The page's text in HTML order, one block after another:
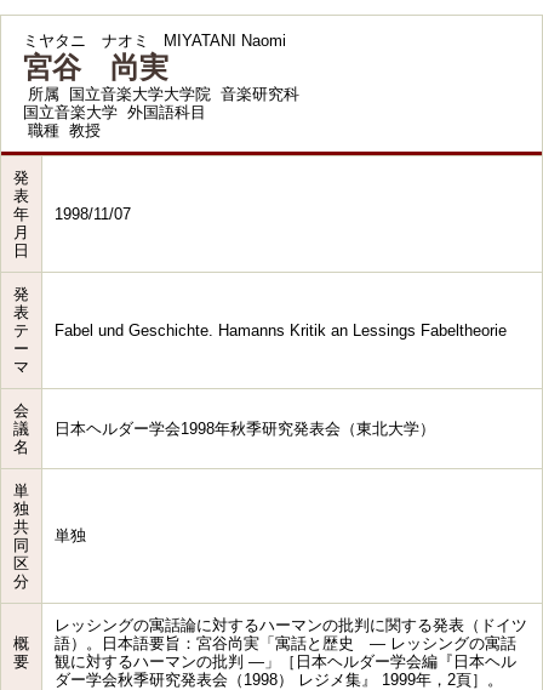
ミヤタニ ナオミ MIYATANI Naomi
宮谷 尚実
所属
国立音楽大学大学院 音楽研究科
国立音楽大学 外国語科目
職種 教授
発
表
年
月
日
1998/11/07
発
表
テ
ー
マ
Fabel und Geschichte. Hamanns Kritik an Lessings Fabeltheorie
会
議
名
日本ヘルダー学会1998年秋季研究発表会（東北大学）
単
独
共
同
区
分
単独
概
要
レッシングの寓話論に対するハーマンの批判に関する発表（ドイツ
語）。日本語要旨：宮谷尚実「寓話と歴史 ― レッシングの寓話
観に対するハーマンの批判 ―」［日本ヘルダー学会編『日本ヘル
ダー学会秋季研究発表会（1998） レジメ集』 1999年，2頁］。